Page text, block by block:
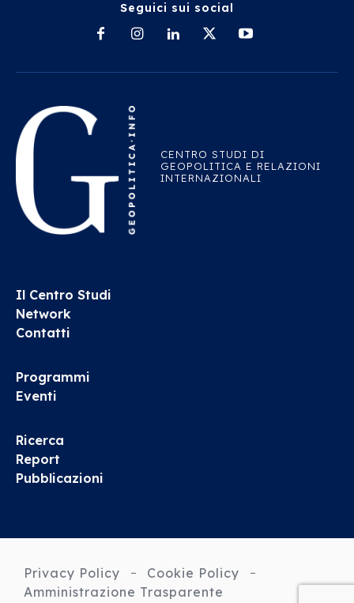
Seguici sui social
CENTRO STUDI DI
GEOPOLITICA E RELAZIONI
INTERNAZIONALI
Il Centro Studi
Network
Contatti
Programmi
Eventi
Ricerca
Report
Pubblicazioni
Privacy Policy
Cookie Policy
Amministrazione Trasparente